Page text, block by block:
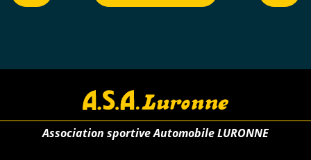
Association sportive Automobile LURONNE